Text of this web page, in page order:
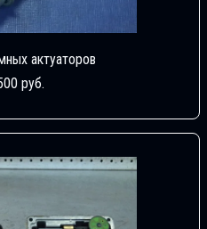
актуаторов
руб.